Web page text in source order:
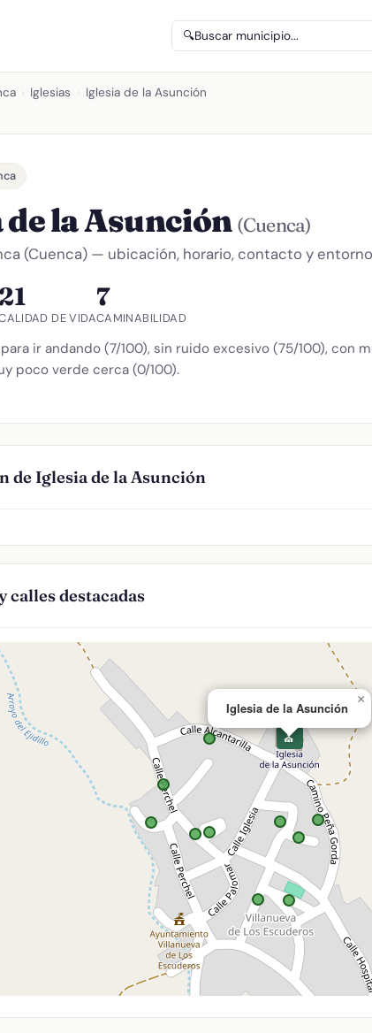
🔍Buscar municipio...
Iglesias Iglesia de la Asunción
la Asunción (Cuenca)
(Cuenca) — ubicación, horario, contacto y
21
DE VIDA
7
CAMINABILIDAD
ir andando (7/100), sin ruido excesivo (75/100), con
poco verde cerca (0/100).
de Iglesia de la Asunción
calles destacadas
⛪
Iglesia de la Asunción
×